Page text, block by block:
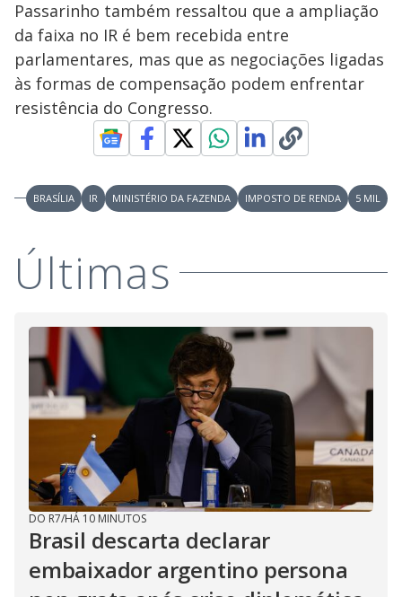
Passarinho também ressaltou que a ampliação
da faixa no IR é bem recebida entre
parlamentares, mas que as negociações ligadas
às formas de compensação podem enfrentar
resistência do Congresso.
BRASÍLIA IR MINISTÉRIO DA FAZENDA IMPOSTO DE RENDA 5 MIL
Últimas
DO R7/HÁ 10 MINUTOS
Brasil descarta declarar
embaixador argentino persona